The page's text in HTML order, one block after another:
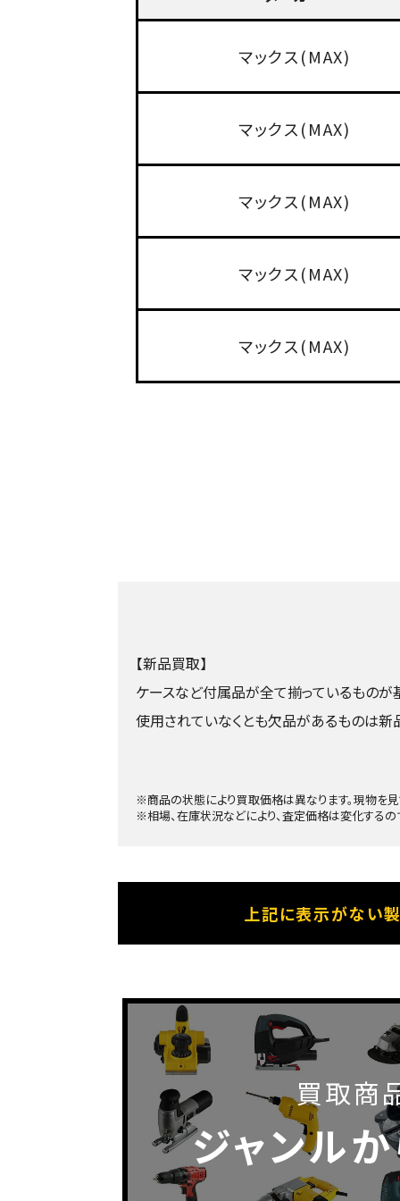
マックス(MAX)
マックス(MAX)
マックス(MAX)
マックス(MAX)
マックス(MAX)
【新品買取】
ケースなど付属品が全て揃っているものが
使用されていなくとも欠品があるものは新
※商品の状態により買取価格は異なります。現物を
※相場、在庫状況などにより、査定価格は変化する
上記に表示がない
買取商
ジャンル